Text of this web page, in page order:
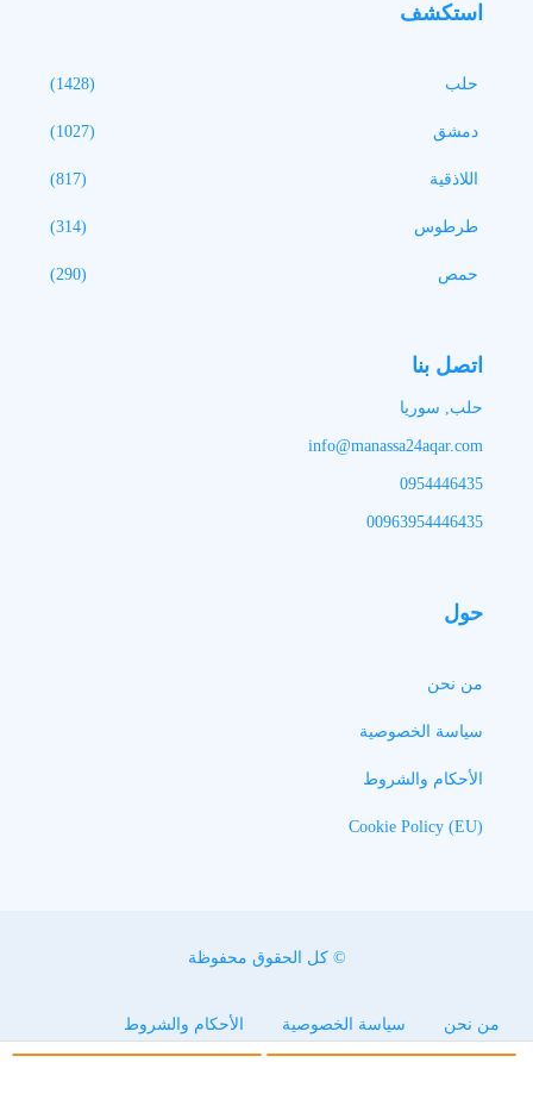
استكشف
حلب (1428)
دمشق (1027)
اللاذقية (817)
طرطوس (314)
حمص (290)
اتصل بنا
حلب, سوريا
info@manassa24aqar.com
0954446435
00963954446435
حول
من نحن
سياسة الخصوصية
الأحكام والشروط
Cookie Policy (EU)
© كل الحقوق محفوظة
من نحن سياسة الخصوصية الأحكام والشروط